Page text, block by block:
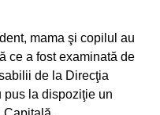
mama şi copilul au
ce a fost examinată de
de la Direcţia
la dispoziţie un